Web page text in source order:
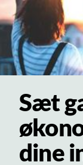
Sæt
dine